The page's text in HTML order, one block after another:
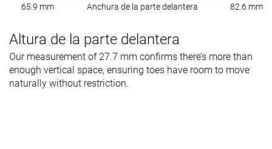
65.9 mm Anchura de la parte delantera 82.6 mm
Altura de la parte delantera
Our measurement of 27.7 mm confirms there’s more than
enough vertical space, ensuring toes have room to move
naturally without restriction.